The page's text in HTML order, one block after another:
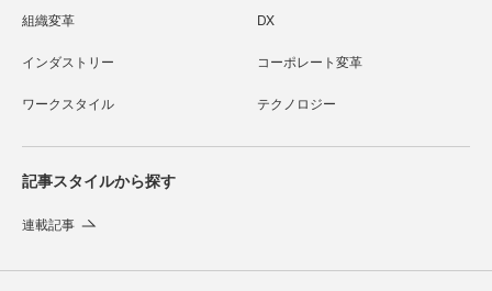
組織変革 DX
インダストリー コーポレート変革
ワークスタイル テクノロジー
記事スタイルから探す
連載記事